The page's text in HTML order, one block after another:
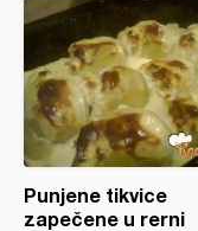
Punjene tikvice
zapečene u rerni